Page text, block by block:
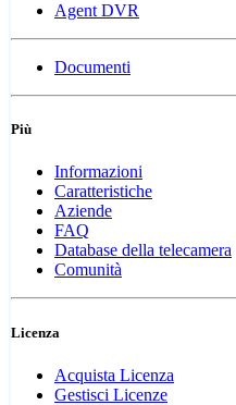
Agent DVR
Documenti
Più
Informazioni
Caratteristiche
Aziende
FAQ
Database della telecamera
Comunità
Licenza
Acquista Licenza
Gestisci Licenze